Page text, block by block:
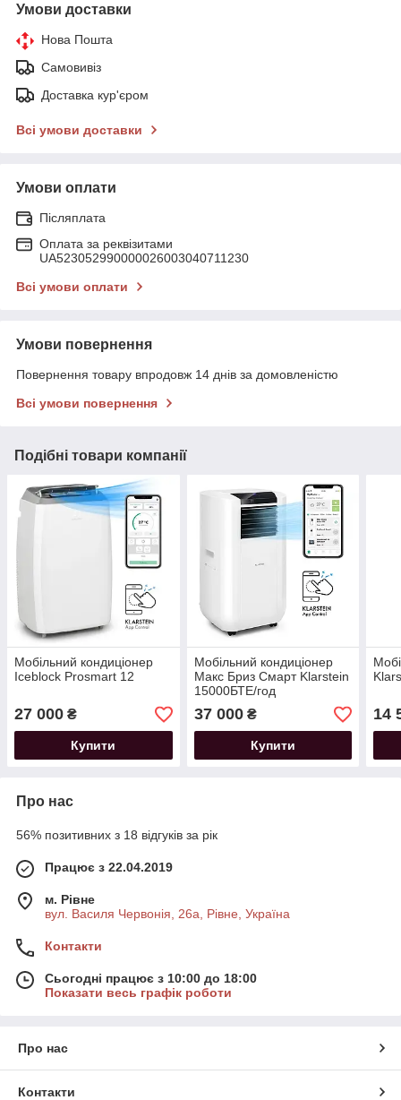
Умови доставки
Нова Пошта
Самовивіз
Доставка кур'єром
Всі умови доставки
Умови оплати
Післяплата
Оплата за реквізитами
UA523052990000026003040711230
Всі умови оплати
Умови повернення
Повернення товару впродовж 14 днів за домовленістю
Всі умови повернення
Подібні товари компанії
Мобільний кондиціонер
Iceblock Prosmart 12
27 000 ₴
Купити
Мобільний кондиціонер
Макс Бриз Смарт Klarstein
15000БТЕ/год
37 000₴
Купити
14
Про нас
56% позитивних з 18 відгуків за рік
Працює з 22.04.2019
м. Рівне
вул. Василя Червонія, 26а, Рівне, Україна
Контакти
Сьогодні працює з 10:00 до 18:00
Показати весь графік роботи
Про нас
Контакти